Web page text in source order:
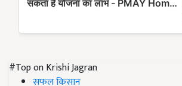
#Top on Krishi Jagran
सफल किसान